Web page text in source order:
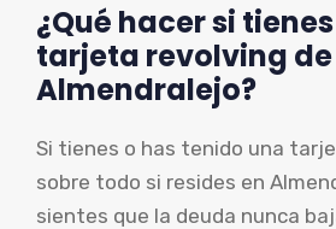
¿Qué hacer si
tarjeta revolving de
Almendralejo?
Si tienes o has tenido una
sobre todo si resides en
sientes que la deuda nunca